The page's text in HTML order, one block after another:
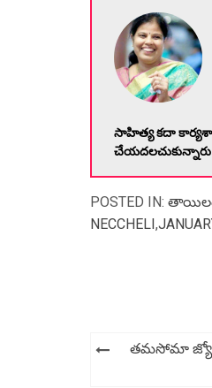
సాహిత్య కదా
చేయదలచుకున్నారు
POSTED IN:
NECCHELI,
Postతమసోమా